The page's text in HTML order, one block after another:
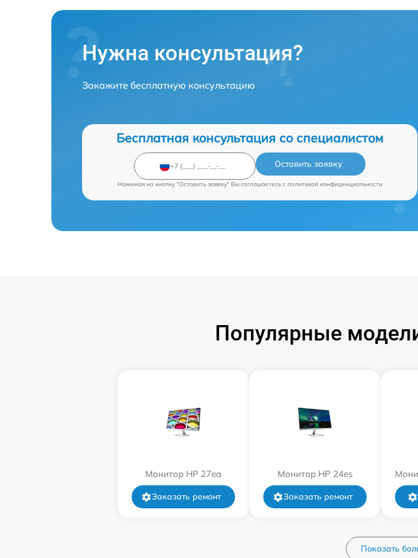
Нужна консультация?
Закажите бесплатную консультацию
Бесплатная консультация со специалистом
Оставить заявку
Нажимая на кнопку "Оставить заявку" Вы соглашаетесь c политикой конфиденциальности
Популярные
Монитор HP 27ea
Заказать ремонт
Монитор HP 24es
Заказать ремонт
Показать